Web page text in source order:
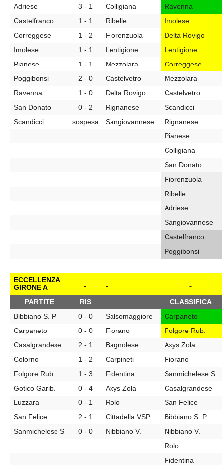
Adriese 3 - 1 Colligiana
Ravenna
Castelfranco
1 - 1 Ribelle
Imolese
Correggese
1 - 2 Fiorenzuola
Delta Rovigo
Imolese
1 - 1 Lentigione
Lentigione
Pianese
1 - 1 Mezzolara
Correggese
Poggibonsi
2 - 0 Castelvetro
Mezzolara
Ravenna
1 - 0 Delta Rovigo
Castelvetro
San Donato
0 - 2 Rignanese
Scandicci
Scandicci
sospesa Sangiovannese
Rignanese
Pianese
Colligiana
San Donato
Fiorenzuola
Ribelle
Adriese
Sangiovannese
Castelfranco
Poggibonsi
ECCELLENZA
GIRONE A
PARTITE
RIS
CLASSIFICA
Bibbiano S. P.
0 - 0 Salsomaggiore
Carpaneto
Carpaneto
0 - 0 Fiorano
Folgore Rub.
Casalgrandese
2 - 1 Bagnolese
Axys Zola
Colorno
1 - 2 Carpineti
Fiorano
Folgore Rub.
1 - 3 Fidentina
Sanmichelese S
Gotico Garib.
0 - 4 Axys Zola
Casalgrandese
Luzzara
0 - 1 Rolo
San Felice
San Felice
2 - 1 Cittadella VSP
Bibbiano S. P.
Sanmichelese S
0 - 0 Nibbiano V.
Nibbiano V.
Rolo
Fidentina